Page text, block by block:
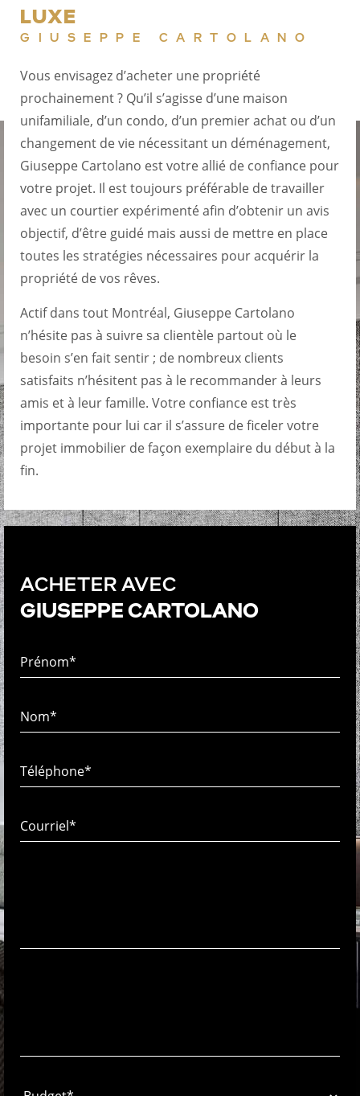
LUXE
GIUSEPPE CARTOLANO
Vous envisagez d’acheter une propriété
prochainement ? Qu’il s’agisse d’une maison
unifamiliale, d’un condo, d’un premier achat ou d’un
changement de vie nécessitant un déménagement,
Giuseppe Cartolano est votre allié de confiance pour
votre projet. Il est toujours préférable de travailler
avec un courtier expérimenté afin d’obtenir un avis
objectif, d’être guidé mais aussi de mettre en place
toutes les stratégies nécessaires pour acquérir la
propriété de vos rêves.
Actif dans tout Montréal, Giuseppe Cartolano
n’hésite pas à suivre sa clientèle partout où le
besoin s’en fait sentir ; de nombreux clients
satisfaits n’hésitent pas à le recommander à leurs
amis et à leur famille. Votre confiance est très
importante pour lui car il s’assure de ficeler votre
projet immobilier de façon exemplaire du début à la
fin.
ACHETER AVEC
GIUSEPPE CARTOLANO